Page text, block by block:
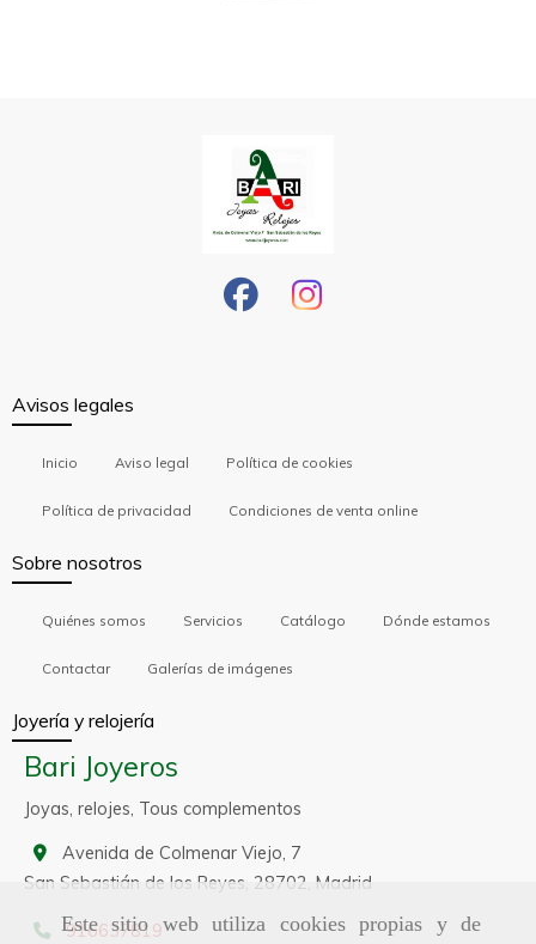
Este sitio web utiliza cookies propias y de
Avisos legales
Inicio Aviso legal Política de cookies
Política de privacidad Condiciones de venta online
Sobre nosotros
Quiénes somos Servicios Catálogo Dónde estamos
Contactar Galerías de imágenes
Joyería y relojería
Bari Joyeros
Joyas, relojes, Tous complementos
Avenida de Colmenar Viejo, 7
San Sebastián de los Reyes, 28702, Madrid
916637819